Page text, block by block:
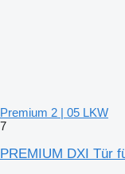
Premium 2 | 05 LKW
7
PREMIUM DXI Tür